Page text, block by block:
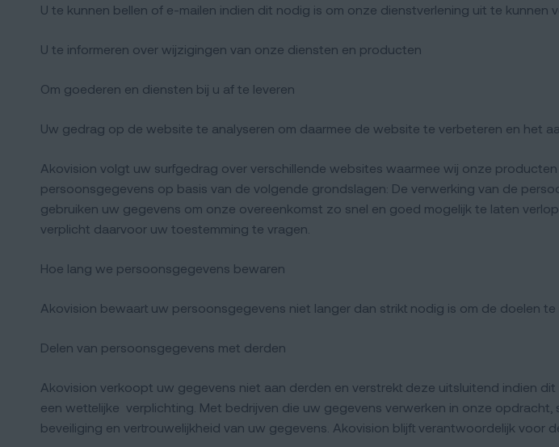
U te kunnen bellen of e-mailen indien dit nodig is om onze dienstverlening uit te kunnen
U te informeren over wijzigingen van onze diensten en producten
Om goederen en diensten bij u af te leveren
Uw gedrag op de website te analyseren om daarmee de website te verbeteren en het
Akovision volgt uw surfgedrag over verschillende websites waarmee wij onze
persoonsgegevens op basis van de volgende grondslagen: De verwerking van de
gebruiken uw gegevens om onze overeenkomst zo snel en goed mogelijk te laten
verplicht daarvoor uw toestemming te vragen.
Hoe lang we persoonsgegevens bewaren
Akovision bewaart uw persoonsgegevens niet langer dan strikt nodig is om de doelen
Delen van persoonsgegevens met derden
Akovision verkoopt uw gegevens niet aan derden en verstrekt deze uitsluitend indien
een wettelijke verplichting. Met bedrijven die uw gegevens verwerken in onze
beveiliging en vertrouwelijkheid van uw gegevens. Akovision blijft verantwoordelijk voor